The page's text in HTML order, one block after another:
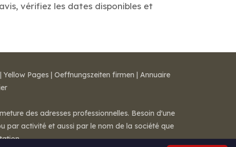
vérifiez les dates disponibles et
| Yellow Pages | Oeffnungszeiten firmen | Annuaire
des adresses professionnelles. Besoin d'une
par activité et aussi par le nom de la société que